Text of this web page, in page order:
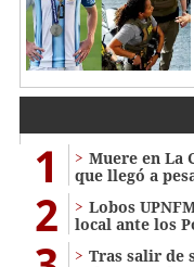
1
Muere en La
que llegó a
2
Lobos
local ante los
Tras salir de